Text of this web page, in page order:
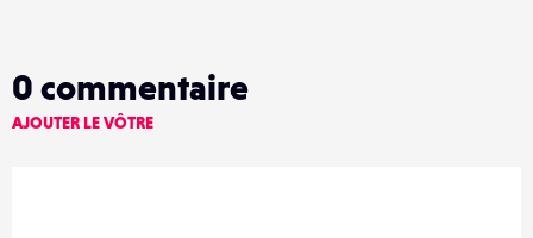
0 commentaire
AJOUTER LE VÔTRE